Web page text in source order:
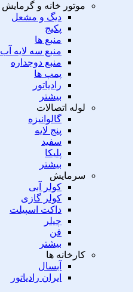
موتور خانه و گرمایش
دیگ و مشعل
پکیج
منبع ها
منبع سه لایه آب
منبع دوجداره
پمپ ها
رادیاتور
بیشتر
لوله اتصالات
گالوانیزه
پنج لایه
سفید
پلیکا
بیشتر
سرمایش
کولر آبی
کولر گازی
داکت اسپیلت
چیلر
فن
بیشتر
کارخانه ها
آبسال
ایران رادیاتور